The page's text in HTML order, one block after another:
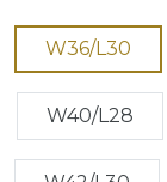
W36/L30
W40/L28